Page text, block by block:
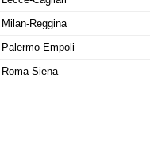
Milan-Reggina
Palermo-Empoli
Roma-Siena